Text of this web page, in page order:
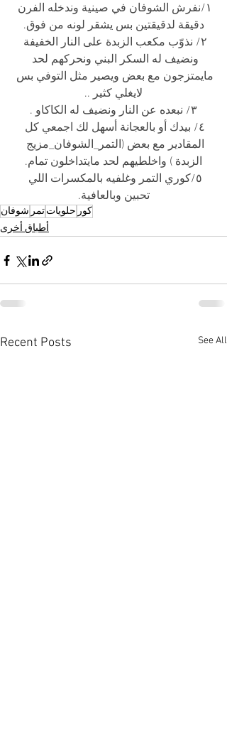
١/نفرش الشوفان في صينية وندخله الفرن
دقيقة لدقيقتين بس يشقر لونه من فوق.
٢/ نذوّب مكعب الزبدة على النار الخفيفة
ونضيف له السكر البني ونحركهم لحد
مايمتزجون مع بعض ويصير مثل التوفي بس
لايغلي كثير ..
٣/ نبعده عن النار ونضيف له الكاكاو .
٤/ بيدك أو بالعجانة أسهل لك اجمعي كل
المقادير مع بعض (التمر_الشوفان_مزيج
الزبدة ) واخلطيهم لحد مايتداخلون تمام.
٥/كوري التمر وغلفيه بالمكسرات اللي
تحبين وبالعافية.
شوفان تمرحلويات كور
أطباق أخرى
Recent Posts See All